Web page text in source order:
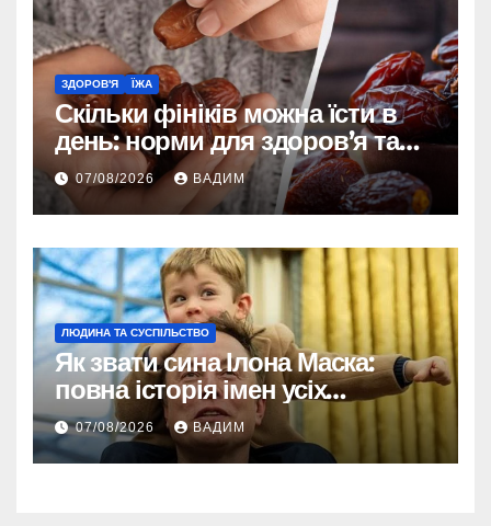
ЗДОРОВ'Я ЇЖА
Скільки фініків можна їсти в
день: норми для здоров’я та
енергії
07/08/2026 ВАДИМ
ЛЮДИНА ТА СУСПІЛЬСТВО
Як звати сина Ілона Маска:
повна історія імен усіх
хлопчиків мільярдера
07/08/2026 ВАДИМ